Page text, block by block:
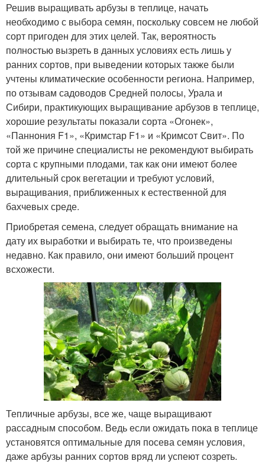
Решив выращивать арбузы в теплице, начать
необходимо с выбора семян, поскольку совсем не любой
сорт пригоден для этих целей. Так, вероятность
полностью вызреть в данных условиях есть лишь у
ранних сортов, при выведении которых также были
учтены климатические особенности региона. Например,
по отзывам садоводов Средней полосы, Урала и
Сибири, практикующих выращивание арбузов в теплице,
хорошие результаты показали сорта «Огонек»,
«Паннония F1», «Кримстар F1» и «Кримсот Свит». По
той же причине специалисты не рекомендуют выбирать
сорта с крупными плодами, так как они имеют более
длительный срок вегетации и требуют условий,
выращивания, приближенных к естественной для
бахчевых среде.
Приобретая семена, следует обращать внимание на
дату их выработки и выбирать те, что произведены
недавно. Как правило, они имеют больший процент
всхожести.
Тепличные арбузы, все же, чаще выращивают
рассадным способом. Ведь если ожидать пока в теплице
установятся оптимальные для посева семян условия,
даже арбузы ранних сортов вряд ли успеют созреть.